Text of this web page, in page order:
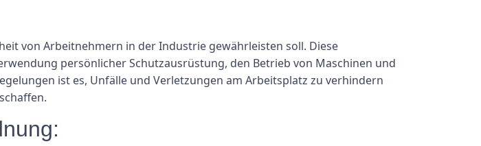
von Arbeitnehmern in der Industrie gewährleisten soll. Diese
persönlicher Schutzausrüstung, den Betrieb von Maschinen und
ist es, Unfälle und Verletzungen am Arbeitsplatz zu verhindern